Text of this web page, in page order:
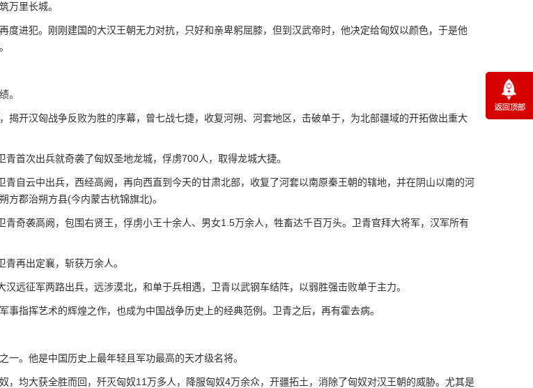
万里长城。
进犯。刚刚建国的大汉王朝无力对抗，只好和亲卑躬屈膝，但到汉武帝时，他决定给匈奴以颜色，于是他
。
开汉匈战争反败为胜的序幕，曾七战七捷，收复河朔、河套地区，击破单于，为北部疆域的开拓做出重大
次出兵就奇袭了匈奴圣地龙城，俘虏700人，取得龙城大捷。
云中出兵，西经高阙，再向西直到今天的甘肃北部，收复了河套以南原秦王朝的辖地，并在阴山以南的河
方郡治朔方县(今内蒙古杭锦旗北)。
奇袭高阙，包围右贤王，俘虏小王十余人、男女1.5万余人，牲畜达千百万头。卫青官拜大将军，汉军所有
再出定襄，斩获万余人。
征军两路出兵，远涉漠北，和单于兵相遇，卫青以武钢车结阵，以弱胜强击败单于主力。
指挥艺术的辉煌之作，也成为中国战争历史上的经典范例。卫青之后，再有霍去病。
。他是中国历史上最年轻且军功最高的天才级名将。
均大获全胜而回，歼灭匈奴11万多人，降服匈奴4万余众，开疆拓土，消除了匈奴对汉王朝的威胁。尤其是